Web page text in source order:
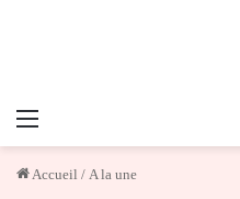
Menu
Accueil / A la une